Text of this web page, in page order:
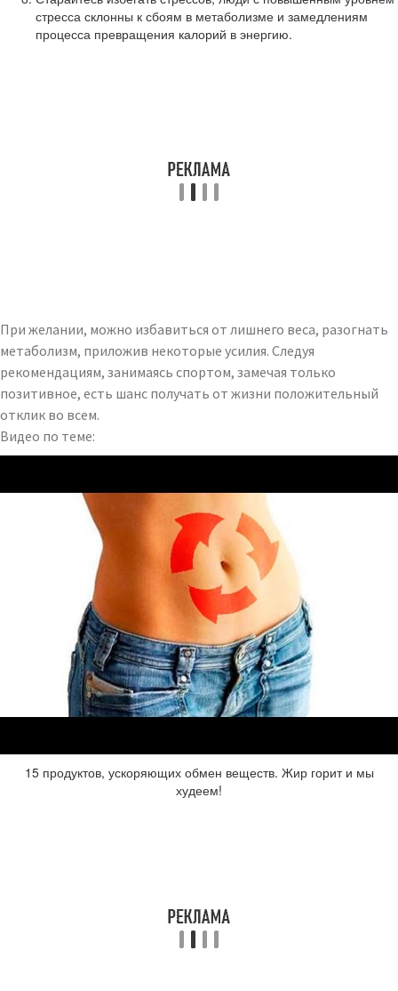
стресса склонны к сбоям в метаболизме и замедлениям
процесса превращения калорий в энергию.
При желании, можно избавиться от лишнего веса, разогнать
метаболизм, приложив некоторые усилия. Следуя
рекомендациям, занимаясь спортом, замечая только
позитивное, есть шанс получать от жизни положительный
отклик во всем.
Видео по теме:
15 продуктов, ускоряющих обмен веществ. Жир горит и мы
худеем!